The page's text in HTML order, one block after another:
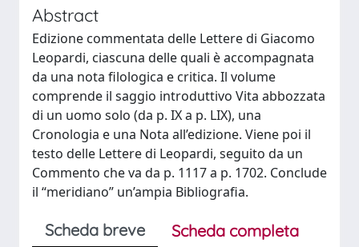
Abstract
Edizione commentata delle Lettere di Giacomo
Leopardi, ciascuna delle quali è accompagnata
da una nota filologica e critica. Il volume
comprende il saggio introduttivo Vita abbozzata
di un uomo solo (da p. IX a p. LIX), una
Cronologia e una Nota all’edizione. Viene poi il
testo delle Lettere di Leopardi, seguito da un
Commento che va da p. 1117 a p. 1702. Conclude
il “meridiano” un’ampia Bibliografia.
Scheda breve
Scheda completa